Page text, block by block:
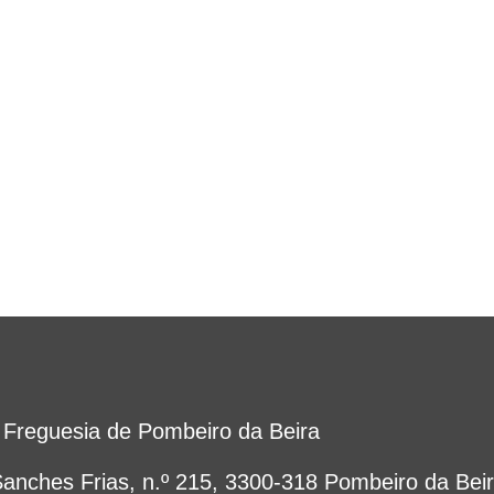
Freguesia de Pombeiro da Beira
Frias, n.º 215, 3300-318 Pombeiro da